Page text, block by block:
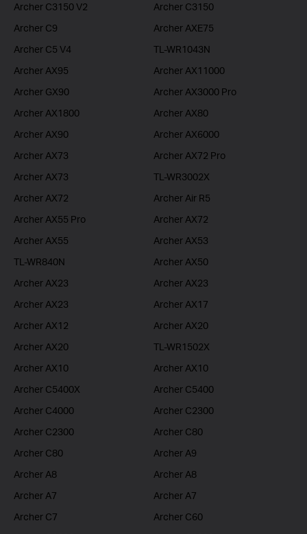
Archer C3150 V2
Archer C3150
Archer C9
Archer AXE75
Archer C5 V4
TL-WR1043N
Archer AX95
Archer AX11000
Archer GX90
Archer AX3000 Pro
Archer AX1800
Archer AX80
Archer AX90
Archer AX6000
Archer AX73
Archer AX72 Pro
Archer AX73
TL-WR3002X
Archer AX72
Archer Air R5
Archer AX55 Pro
Archer AX72
Archer AX55
Archer AX53
TL-WR840N
Archer AX50
Archer AX23
Archer AX23
Archer AX23
Archer AX17
Archer AX12
Archer AX20
Archer AX20
TL-WR1502X
Archer AX10
Archer AX10
Archer C5400X
Archer C5400
Archer C4000
Archer C2300
Archer C2300
Archer C80
Archer C80
Archer A9
Archer A8
Archer A8
Archer A7
Archer A7
Archer C7
Archer C60